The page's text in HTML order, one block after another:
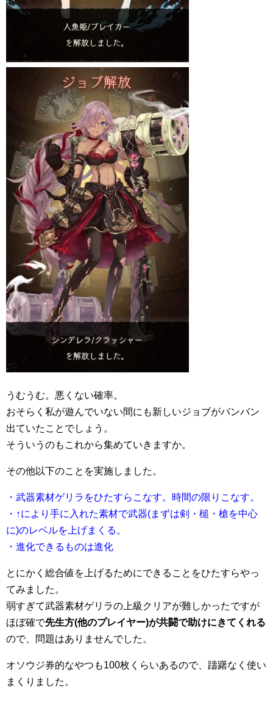
うむうむ。悪くない確率。
おそらく私が遊んでいない間にも新しいジョブがバンバン
出ていたことでしょう。
そういうのもこれから集めていきますか。
その他以下のことを実施しました。
・武器素材ゲリラをひたすらこなす。時間の限りこなす。
・↑により手に入れた素材で武器(まずは剣・槌・槍を中心
に)のレベルを上げまくる。
・進化できるものは進化
とにかく総合値を上げるためにできることをひたすらやっ
てみました。
弱すぎて武器素材ゲリラの上級クリアが難しかったですが
ほぼ確で先生方(他のプレイヤー)が共闘で助けにきてくれる
ので、問題はありませんでした。
オソウジ券的なやつも100枚くらいあるので、躊躇なく使い
まくりました。